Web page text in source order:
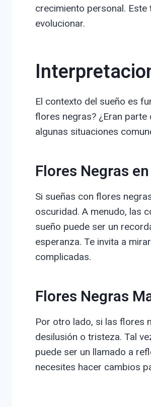
crecimiento personal.
evolucionar.
El contexto del sueño es
flores negras? ¿Eran
algunas situaciones
Flores Negras
Si sueñas con flores
oscuridad. A menudo, las
sueño puede ser un
esperanza. Te invita a
complicadas.
Flores Negras
Por otro lado, si las flores
desilusión o tristeza. Tal
puede ser un llamado a
necesites hacer cambios